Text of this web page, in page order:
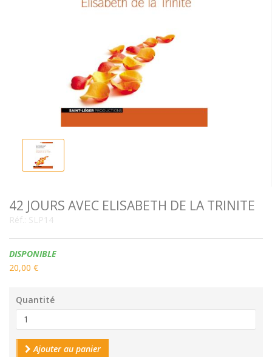
42 JOURS AVEC ELISABETH DE LA TRINITE
Réf.: SLP14
Disponibilité:
DISPONIBLE
20,00 €
Quantité
Ajouter au panier